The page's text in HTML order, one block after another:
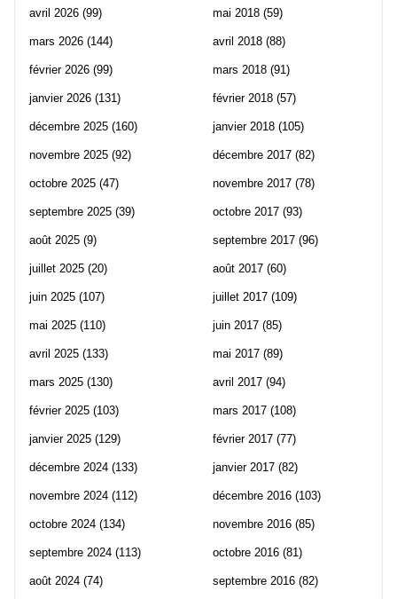
avril 2026 (99)
mars 2026 (144)
février 2026 (99)
janvier 2026 (131)
décembre 2025 (160)
novembre 2025 (92)
octobre 2025 (47)
septembre 2025 (39)
août 2025 (9)
juillet 2025 (20)
juin 2025 (107)
mai 2025 (110)
avril 2025 (133)
mars 2025 (130)
février 2025 (103)
janvier 2025 (129)
décembre 2024 (133)
novembre 2024 (112)
octobre 2024 (134)
septembre 2024 (113)
août 2024 (74)
mai 2018 (59)
avril 2018 (88)
mars 2018 (91)
février 2018 (57)
janvier 2018 (105)
décembre 2017 (82)
novembre 2017 (78)
octobre 2017 (93)
septembre 2017 (96)
août 2017 (60)
juillet 2017 (109)
juin 2017 (85)
mai 2017 (89)
avril 2017 (94)
mars 2017 (108)
février 2017 (77)
janvier 2017 (82)
décembre 2016 (103)
novembre 2016 (85)
octobre 2016 (81)
septembre 2016 (82)